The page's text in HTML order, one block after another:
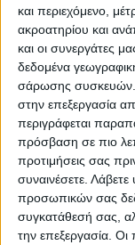
και περιεχόμενο,
ακροατηρίου και
και οι συνεργάτες
δεδομένα
σάρωσης συσκευών.
στην επεξεργασία
περιγράφεται
πρόσβαση σε πιο
προτιμήσεις σας
συναινέσετε. Λάβετε
προσωπικών σας
συγκατάθεσή σας,
την επεξεργασία. Οι
Όλες
ΠΡΟΗΓΟΥΜΕΝΟ
Γερμανός υπ.
Ευχαριστούμε την
που προστατεύει τα